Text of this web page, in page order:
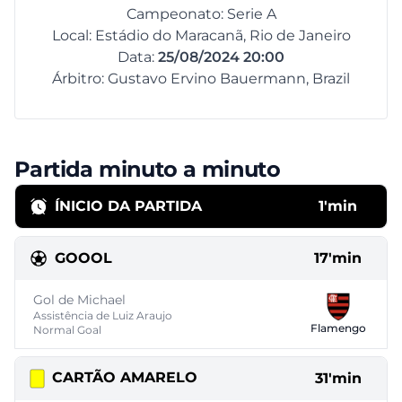
Campeonato: Serie A
Local: Estádio do Maracanã, Rio de Janeiro
Data: 25/08/2024 20:00
Árbitro: Gustavo Ervino Bauermann, Brazil
Partida minuto a minuto
ÍNICIO DA PARTIDA 1'min
GOOOL 17'min
Gol de Michael
Assistência de Luiz Araujo
Normal Goal
Flamengo
CARTÃO AMARELO 31'min